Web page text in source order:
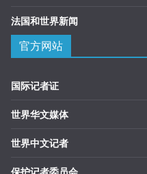
法国和世界新闻
官方网站
国际记者证
世界华文媒体
世界中文记者